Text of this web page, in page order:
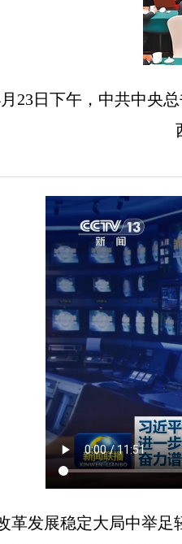
日下午，中共中央总
革发展稳定大局中举